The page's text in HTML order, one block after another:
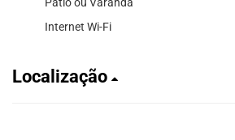
Internet Wi-Fi
Localização